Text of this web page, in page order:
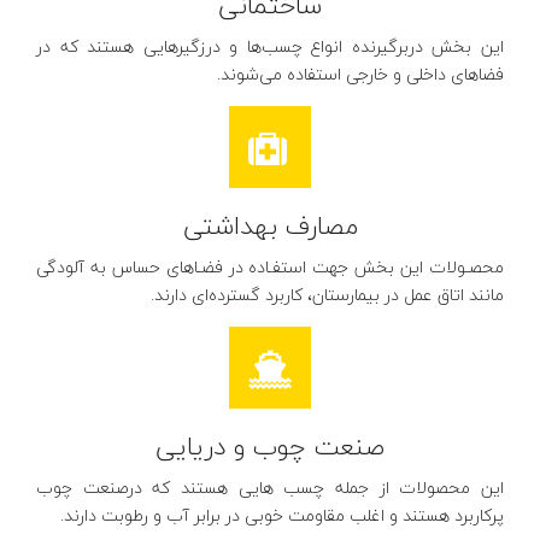
این بخش دربرگیرنده انواع چسب‌ها و درزگیرهایی هستند که در
فضاهای داخلی و خارجی استفاده می‌شوند.
مصارف بهداشتی
محصـولات این بخش جهت استفـاده در فضـاهای حساس به آلودگی
مانند اتاق عمل در بیمارستان، کاربرد گسترده‌ای دارند.
صنعت چوب و دریایی
این محصولات از جمله چسب هایی هستند که درصنعت چوب
پرکاربرد هستند و اغلب مقاومت خوبی در برابر آب و رطوبت دارند.